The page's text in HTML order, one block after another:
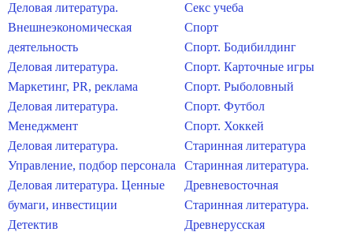
Деловая литература.
Внешнеэкономическая
деятельность
Деловая литература.
Маркетинг, PR, реклама
Деловая литература.
Менеджмент
Деловая литература.
Управление, подбор персонала
Деловая литература. Ценные
бумаги, инвестиции
Детектив
Секс учеба
Спорт
Спорт. Бодибилдинг
Спорт. Карточные игры
Спорт. Рыболовный
Спорт. Футбол
Спорт. Хоккей
Старинная литература
Старинная литература.
Древневосточная
Старинная литература.
Древнерусская